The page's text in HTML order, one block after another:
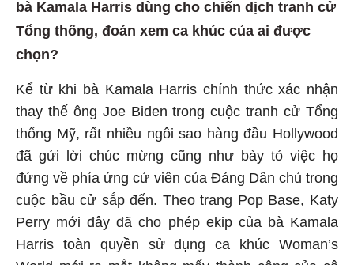
bà Kamala Harris dùng cho chiến dịch tranh cử
Tổng thống, đoán xem ca khúc của ai được
chọn?
Kể từ khi bà Kamala Harris chính thức xác nhận
thay thế ông Joe Biden trong cuộc tranh cử Tổng
thống Mỹ, rất nhiều ngôi sao hàng đầu Hollywood
đã gửi lời chúc mừng cũng như bày tỏ việc họ
đứng về phía ứng cử viên của Đảng Dân chủ trong
cuộc bầu cử sắp đến. Theo trang Pop Base, Katy
Perry mới đây đã cho phép ekip của bà Kamala
Harris toàn quyền sử dụng ca khúc Woman’s